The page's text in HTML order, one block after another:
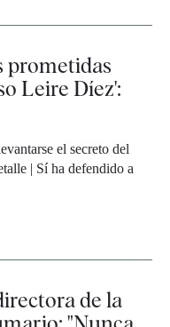
prometidas
Leire Díez':
el secreto del
| Sí ha defendido a
de la